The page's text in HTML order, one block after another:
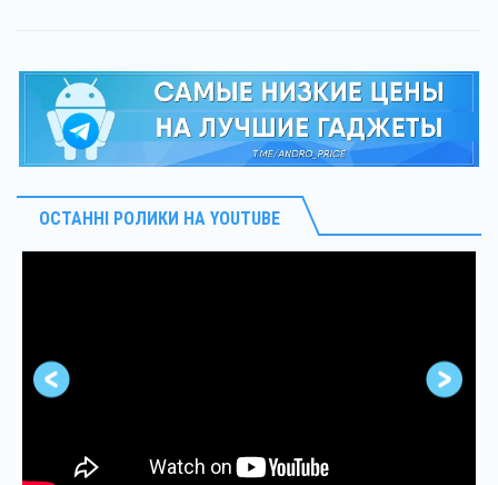
ОСТАННІ РОЛИКИ НА YOUTUBE